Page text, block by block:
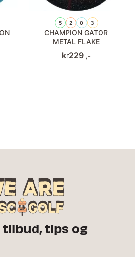
5 2 0 3
CHAMPION GATOR
METAL FLAKE
kr229 ,-
tips og